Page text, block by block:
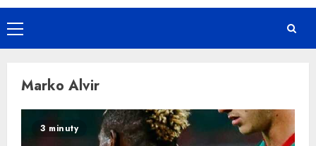
Primary
Menu
Marko Alvir
3 minuty